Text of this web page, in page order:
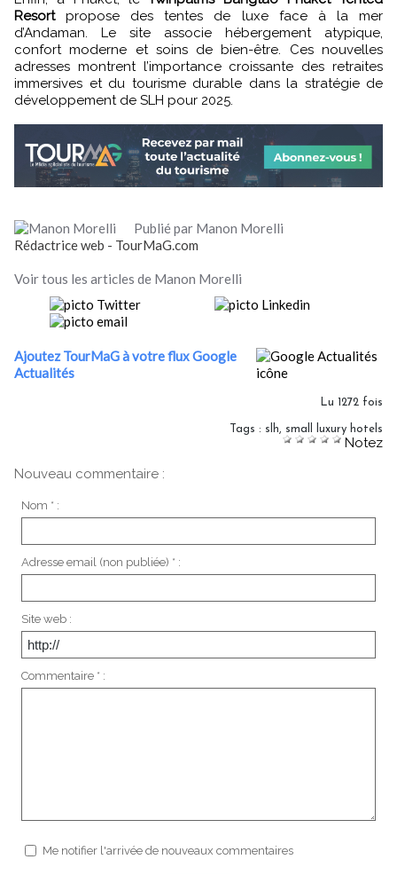
Resortpropose des tentes de luxe face à la mer
d’Andaman. Le site associe hébergement atypique,
confort moderne et soins de bien-être. Ces nouvelles
adresses montrent l’importance croissante des retraites
immersives et du tourisme durable dans la stratégie de
développement de SLH pour 2025.
Publié par Manon Morelli
Rédactrice web - TourMaG.com
Voir tous les articles de Manon Morelli
Ajoutez TourMaG à votre flux Google
Actualités
Lu 1272 fois
Tags : slh, small luxury hotels
Notez
Nouveau commentaire :
Nom * :
Adresse email (non publiée) * :
Site web :
Commentaire * :
Me notifier l'arrivée de nouveaux commentaires